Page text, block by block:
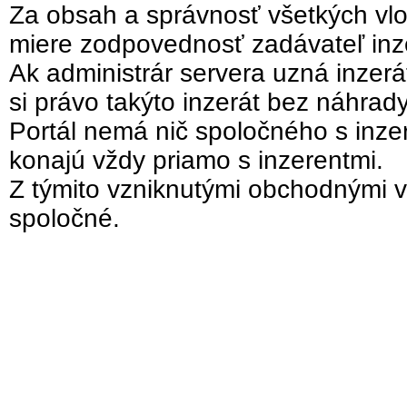
Za obsah a správnosť všetkých
miere zodpovednosť zadávateľ
Ak administrár servera uzná
si právo takýto inzerát bez
Portál nemá nič spoločného s
konajú vždy priamo s inzerentmi.
Z týmito vzniknutými obchodnými
spoločné.